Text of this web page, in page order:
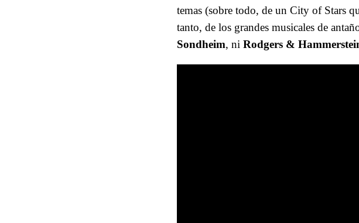
temas (sobre todo, de un City of Stars
tanto, de los grandes musicales de
Sondheim, ni Rodgers &